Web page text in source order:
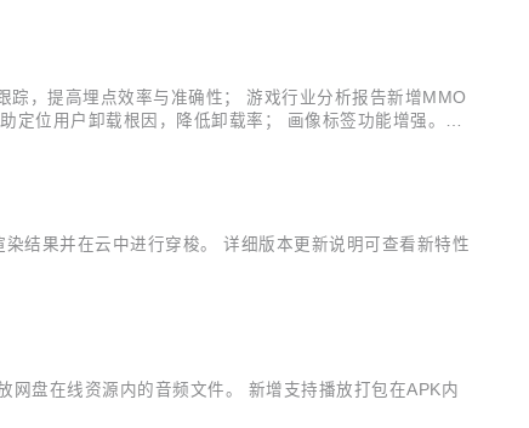
，提高埋点效率与准确性； 游戏行业分析报告新增MMO
定位用户卸载根因，降低卸载率； 画像标签功能增强。上
结果并在云中进行穿梭。 详细版本更新说明可查看新特性
盘在线资源内的音频文件。 新增支持播放打包在APK内